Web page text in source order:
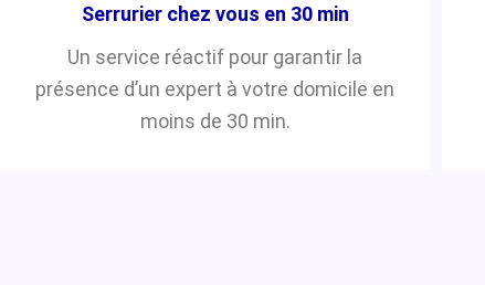
Serrurier chez vous en 30 min
Un service réactif pour garantir la
présence d’un expert à votre domicile en
moins de 30 min.